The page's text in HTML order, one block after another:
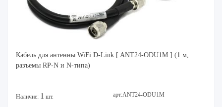
Кабель для антенны WiFi D-Link [ ANT24-ODU1M ] (1 м,
разъемы RP-N и N-типа)
Наличие: 1 шт. арт:ANT24-ODU1M